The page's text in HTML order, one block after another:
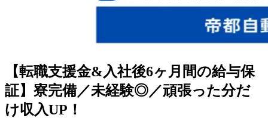
【転職支援金&入社後6ヶ月間の給与保
証】寮完備／未経験◎／頑張った分だ
け収入UP！